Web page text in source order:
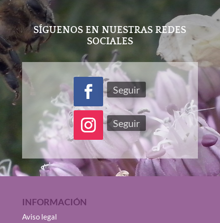
SÍGUENOS EN NUESTRAS REDES
SOCIALES
Seguir
Seguir
INFORMACIÓN
Aviso legal